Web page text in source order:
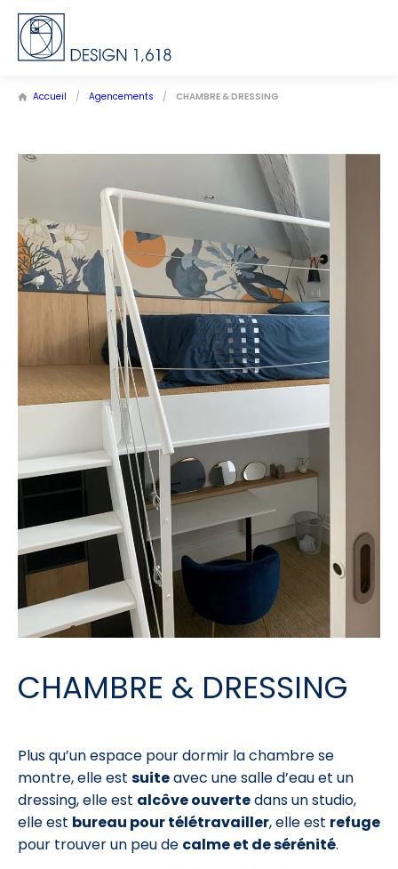
Accueil / Agencements / CHAMBRE & DRESSING
CHAMBRE & DRESSING
Plus qu’un espace pour dormir la chambre se
montre, elle est suiteavec une salle d’eau et un
dressing, elle est alcôve ouvertedans un studio,
elle est bureau pour télétravailler, elle est refuge
pour trouver un peu de calme et de sérénité.